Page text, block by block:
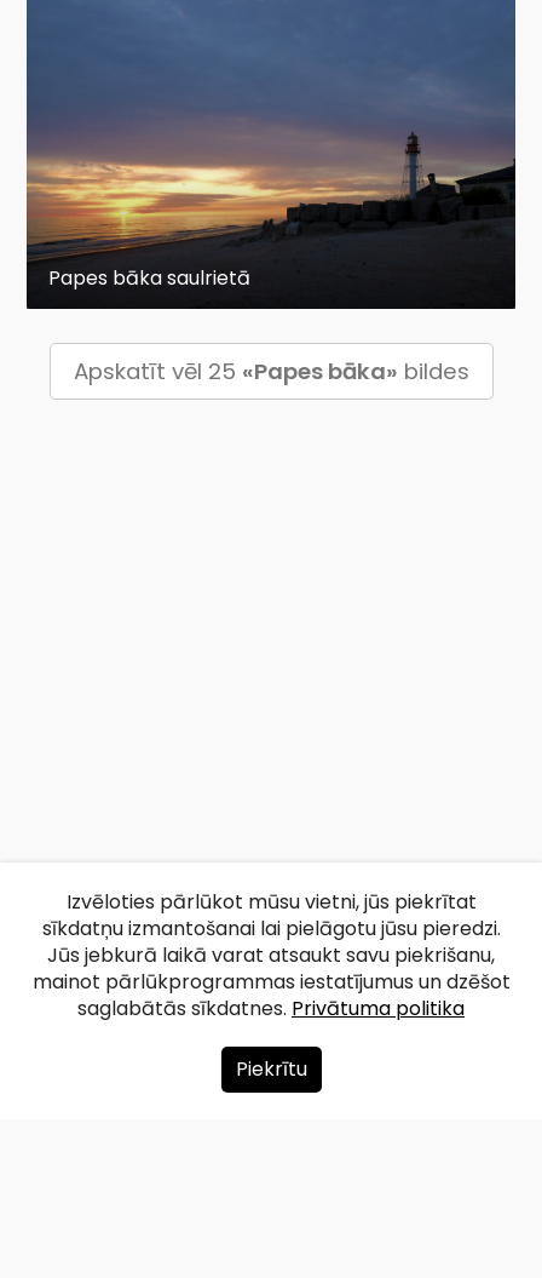
Papes bāka saulrietā
Apskatīt vēl 25 «Papes bāka» bildes
Par mums
Izvēloties pārlūkot mūsu vietni, jūs piekrītat
sīkdatņu izmantošanai lai pielāgotu jūsu pieredzi.
Jūs jebkurā laikā varat atsaukt savu piekrišanu,
mainot pārlūkprogrammas iestatījumus un dzēšot
saglabātās sīkdatnes. Privātuma politika
Piekrītu